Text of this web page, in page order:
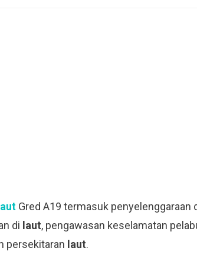
Gred A19 termasuk penyelenggaraan
di laut, pengawasan keselamatan
persekitaran laut.